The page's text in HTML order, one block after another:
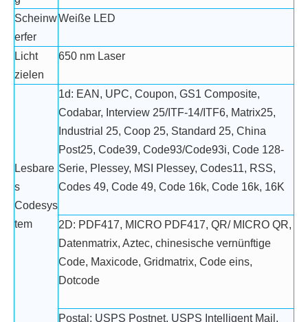
Scheinw
erfer
Weiße LED
Licht
zielen
650 nm Laser
Lesbare
s
Codesys
tem
1d: EAN, UPC, Coupon, GS1 Composite,
Codabar, Interview 25/ITF-14/ITF6, Matrix25,
Industrial 25, Coop 25, Standard 25, China
Post25, Code39, Code93/Code93i, Code 128-
Serie, Plessey, MSI Plessey, Codes11, RSS,
Codes 49, Code 49, Code 16k, Code 16k, 16K
2D: PDF417, MICRO PDF417, QR/ MICRO QR,
Datenmatrix, Aztec, chinesische vernünftige
Code, Maxicode, Gridmatrix, Code eins,
Dotcode
Postal: USPS Postnet, USPS Intelligent Mail,